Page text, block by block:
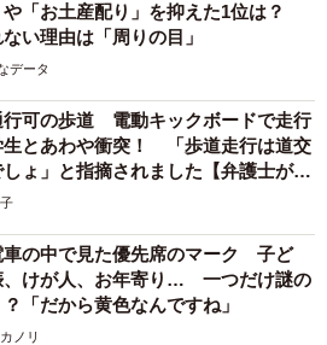
や「お土産配り」を抑えた1位は？
い理由は「周りの目」
データ
行可の歩道 電動キックボードで走行
生とあわや衝突！ 「歩道走行は道交
ょ」と指摘されました【弁護士が解
車の中で見た優先席のマーク 子ど
、けが人、お年寄り… 一つだけ謎の
「だから黄色なんですね」
ノリ